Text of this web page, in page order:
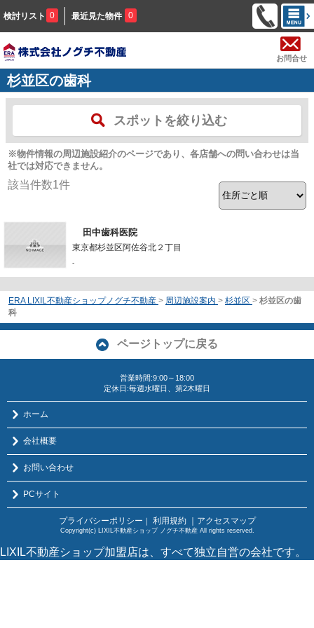
検討リスト 0 最近見た物件 0
お問合せ
杉並区の歯科
スポットを絞り込む
※物件情報の周辺施設紹介のページであり、各店舗への問い合わせは当
社では対応できません。
該当件数1件
田中歯科医院
東京都杉並区阿佐谷北２丁目
-
ERA LIXIL不動産ショップノグチ不動産 > 周辺施設案内 > 杉並区 > 杉並区の歯
科
ページトップに戻る
営業時間:9:00～18:00
定休日:毎週水曜日、第2木曜日
ホーム
会社概要
お問い合わせ
PCサイト
プライバシーポリシー ｜ 利用規約 ｜アクセスマップ
Copyright(c) LIXIL不動産ショップ ノグチ不動産 All rights reserved.
LIXIL不動産ショップ加盟店は、すべて独立自営の会社です。